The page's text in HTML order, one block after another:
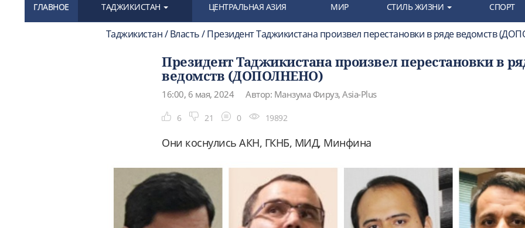
ГЛАВНОЕ ТАДЖИКИСТАН ЦЕНТРАЛЬНАЯ АЗИЯ МИР СТИЛЬ ЖИЗНИ СПОРТ
Таджикистан / Власть / Президент Таджикистана произвел перестановки в ряде ведомств
Президент Таджикистана произвел перестановки в
ведомств (ДОПОЛНЕНО)
16:00, 6 мая, 2024 Автор: Манзума Фируз, Asia-Plus
6 21 0 19892
Они коснулись АКН, ГКНБ, МИД, Минфина